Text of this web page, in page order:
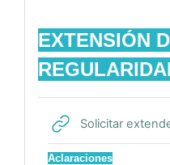
EXTENSIÓN
Solicitar
Aclaraciones